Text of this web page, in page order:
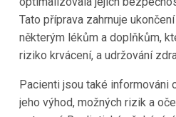
Tato příprava zahrnuje
některým lékům a doplňkům,
riziko krvácení, a udržování
Pacienti jsou také informováni
jeho výhod, možných rizik a